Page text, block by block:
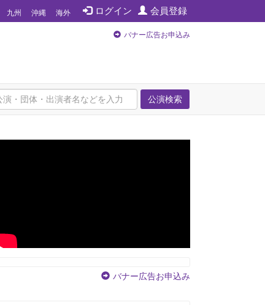
ログイン 会員登録
九州 沖縄 海外
バナー広告お申込み
公演検索
バナー広告お申込み